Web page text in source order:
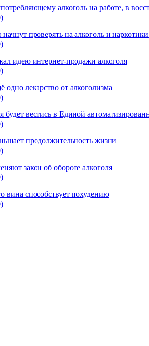
алкоголь на работе, в
проверять на алкоголь и
идею интернет-продажи алкоголя
лекарство от алкоголизма
будет вестись в Единой
продолжительность жизни
закон об обороте алкоголя
вина способствует похудению